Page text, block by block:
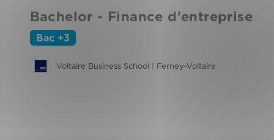
Bachelor - Finance d'entreprise
Bac +3
Voltaire Business School | Ferney-Voltaire